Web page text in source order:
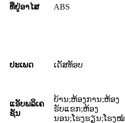
ທີ່ຢູ່ອາໄສ ABS
ປະເພດ ເດັສທັອບ
ແອັບພລິເຄ
ຊັນ
ບ້ານ;ຫ້ອງການ;ຫ້ອງ
ຮັບແຂກ;ຫ້ອງ
ນອນ;ໂຮງຮຽນ;ໂຮງໝໍ